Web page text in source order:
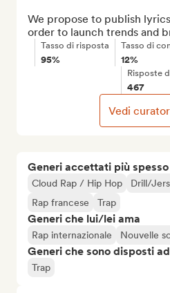
Generi accettati più spesso
Cloud Rap / Hip Hop Drill/
Rap francese
Trap
Generi che lui/lei ama
Rap internazionale Nouvelle
Generi che sono disposti
Trap
We propose to publish
order to launch trends and
Tasso di risposta
95%
Tasso di
12%
Risposte
467
Vedi